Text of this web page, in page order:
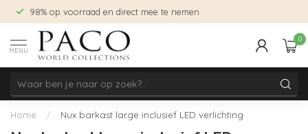
98% op voorraad en direct mee te nemen
MENU
0
Home / Nux barkast large inclusief LED verlichting